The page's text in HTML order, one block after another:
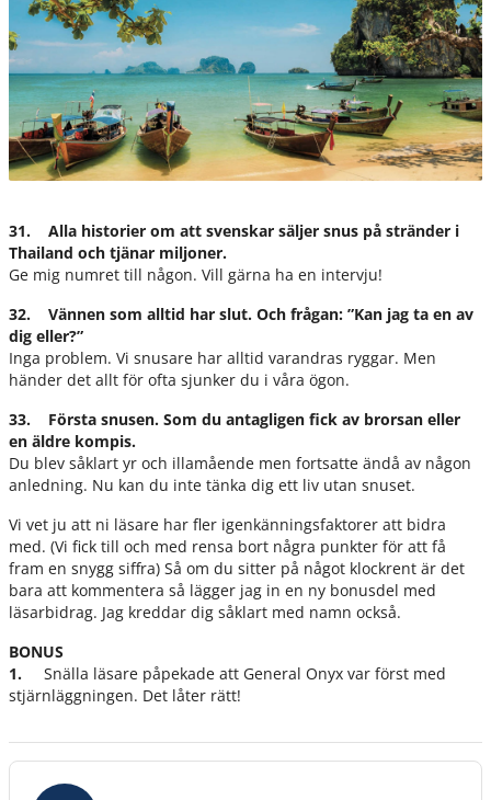
31. Alla historier om att svenskar säljer snus på stränder i
Thailand och tjänar miljoner.
Ge mig numret till någon. Vill gärna ha en intervju!
32. Vännen som alltid har slut. Och frågan: ”Kan jag ta en av
dig eller?”
Inga problem. Vi snusare har alltid varandras ryggar. Men
händer det allt för ofta sjunker du i våra ögon.
33. Första snusen. Som du antagligen fick av brorsan eller
en äldre kompis.
Du blev såklart yr och illamående men fortsatte ändå av någon
anledning. Nu kan du inte tänka dig ett liv utan snuset.
Vi vet ju att ni läsare har fler igenkänningsfaktorer att bidra
med. (Vi fick till och med rensa bort några punkter för att få
fram en snygg siffra) Så om du sitter på något klockrent är det
bara att kommentera så lägger jag in en ny bonusdel med
läsarbidrag. Jag kreddar dig såklart med namn också.
BONUS
1. Snälla läsare påpekade att General Onyx var först med
stjärnläggningen. Det låter rätt!